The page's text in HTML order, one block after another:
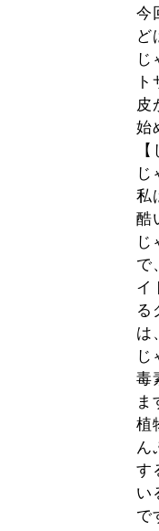
今
ど
じ
皮
始
じ
私
酷
じ
で
イ
る
は
じ
毒
ま
植
ん
す
い
で